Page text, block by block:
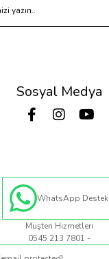
Sosyal Medya
WhatsApp Destek
Müşteri Hizmetleri
0545 213 7801 -